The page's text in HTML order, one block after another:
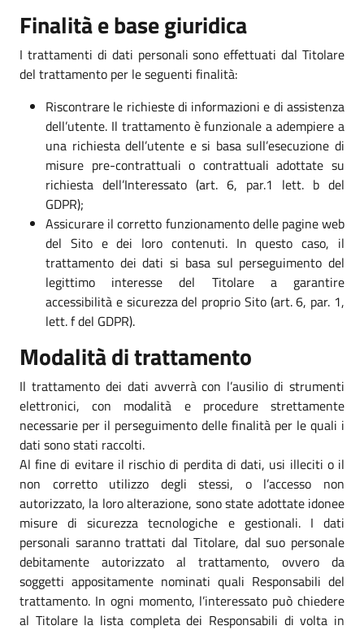
Finalità e base giuridica
I trattamenti di dati personali sono effettuati dal Titolare
del trattamento per le seguenti finalità:
Riscontrare le richieste di informazioni e di assistenza
dell’utente. Il trattamento è funzionale a adempiere a
una richiesta dell’utente e si basa sull’esecuzione di
misure pre-contrattuali o contrattuali adottate su
richiesta dell’Interessato (art. 6, par.1 lett. b del
GDPR);
Assicurare il corretto funzionamento delle pagine web
del Sito e dei loro contenuti. In questo caso, il
trattamento dei dati si basa sul perseguimento del
legittimo interesse del Titolare a garantire
accessibilità e sicurezza del proprio Sito (art. 6, par. 1,
lett. f del GDPR).
Modalità di trattamento
Il trattamento dei dati avverrà con l’ausilio di strumenti
elettronici, con modalità e procedure strettamente
necessarie per il perseguimento delle finalità per le quali i
dati sono stati raccolti.
Al fine di evitare il rischio di perdita di dati, usi illeciti o il
non corretto utilizzo degli stessi, o l’accesso non
autorizzato, la loro alterazione, sono state adottate idonee
misure di sicurezza tecnologiche e gestionali. I dati
personali saranno trattati dal Titolare, dal suo personale
debitamente autorizzato al trattamento, ovvero da
soggetti appositamente nominati quali Responsabili del
trattamento. In ogni momento, l’interessato può chiedere
al Titolare la lista completa dei Responsabili di volta in